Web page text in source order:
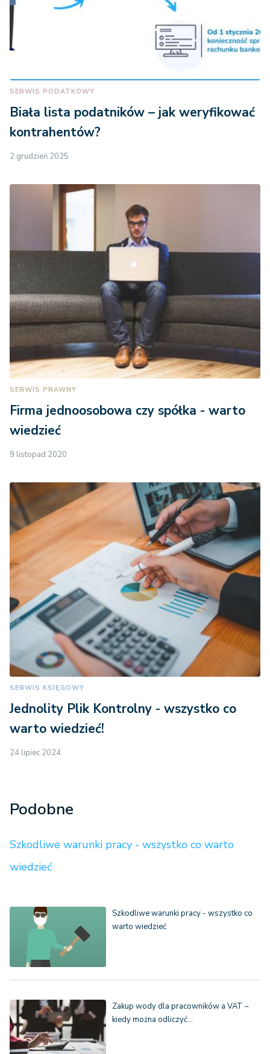
SERWIS PODATKOWY
Biała lista podatników – jak weryfikować
kontrahentów?
2 grudzień 2025
SERWIS PRAWNY
Firma jednoosobowa czy spółka - warto
wiedzieć
9 listopad 2020
SERWIS KSIĘGOWY
Jednolity Plik Kontrolny - wszystko co
warto wiedzieć!
24 lipiec 2024
Podobne
Szkodliwe warunki pracy - wszystko co warto
wiedzieć
Szkodliwe warunki pracy - wszystko co
warto wiedzieć
Zakup wody dla pracowników a VAT –
kiedy można odliczyć…